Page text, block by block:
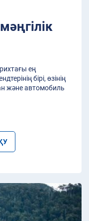
ең
бірі, өзінің
және автомобиль